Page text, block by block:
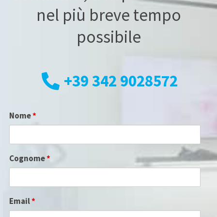
nel più breve tempo
possibile
+39 342 9028572
Nome*
Cognome*
Email*